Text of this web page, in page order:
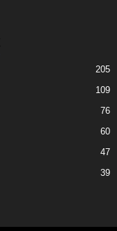
205
109
76
60
47
39